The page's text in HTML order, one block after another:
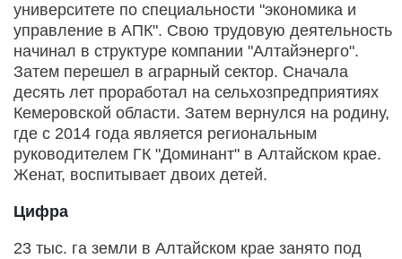
университете по специальности "экономика и
управление в АПК". Свою трудовую деятельность
начинал в структуре компании "Алтайэнерго".
Затем перешел в аграрный сектор. Сначала
десять лет проработал на сельхозпредприятиях
Кемеровской области. Затем вернулся на родину,
где с 2014 года является региональным
руководителем ГК "Доминант" в Алтайском крае.
Женат, воспитывает двоих детей.
Цифра
23 тыс. га земли в Алтайском крае занято под